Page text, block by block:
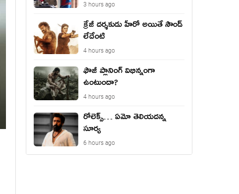
3 hours ago
క్రేజీ దర్శకుడు హీరో అయితే సౌండ్
లేదేంటి
4 hours ago
ఫౌజీ ప్లానింగ్ విభిన్నంగా
ఉంటుందా?
4 hours ago
రోలెక్స్… ఏమో తెలియదన్న
సూర్య
6 hours ago